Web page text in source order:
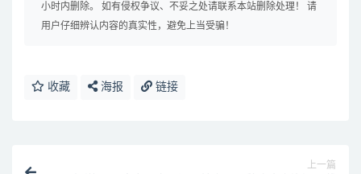
小时内删除。 如有侵权争议、不妥之处请联系本站删除处理！ 请
用户仔细辨认内容的真实性，避免上当受骗！
收藏 海报 链接
上一篇